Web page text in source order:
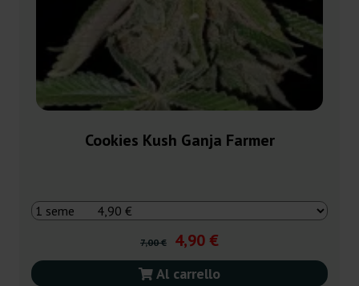
Cookies Kush Ganja Farmer
7,00 € 4,90 €
Al carrello